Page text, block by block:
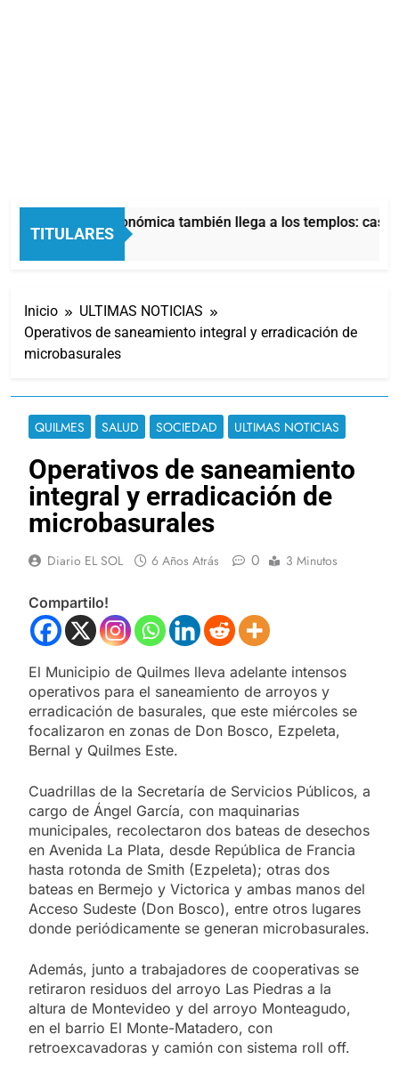
TITULARES
La crisis económica también llega a los templos: casi
10 Horas Atrás
Inicio
ULTIMAS NOTICIAS
Operativos de saneamiento integral y erradicación de
microbasurales
QUILMES SALUD SOCIEDAD ULTIMAS NOTICIAS
Operativos de saneamiento
integral y erradicación de
microbasurales
Diario EL SOL 6 Años Atrás 0 3 Minutos
Compartilo!
El Municipio de Quilmes lleva adelante intensos
operativos para el saneamiento de arroyos y
erradicación de basurales, que este miércoles se
focalizaron en zonas de Don Bosco, Ezpeleta,
Bernal y Quilmes Este.
Cuadrillas de la Secretaría de Servicios Públicos, a
cargo de Ángel García, con maquinarias
municipales, recolectaron dos bateas de desechos
en Avenida La Plata, desde República de Francia
hasta rotonda de Smith (Ezpeleta); otras dos
bateas en Bermejo y Victorica y ambas manos del
Acceso Sudeste (Don Bosco), entre otros lugares
donde periódicamente se generan microbasurales.
Además, junto a trabajadores de cooperativas se
retiraron residuos del arroyo Las Piedras a la
altura de Montevideo y del arroyo Monteagudo,
en el barrio El Monte-Matadero, con
retroexcavadoras y camión con sistema roll off.